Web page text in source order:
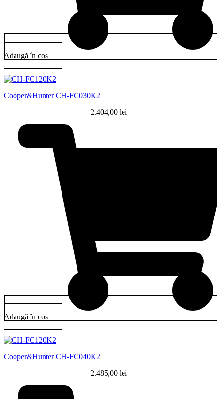
Adaugă în coș
Cooper&Hunter CH-FC030K2
2.404,00 lei
Adaugă în coș
Cooper&Hunter CH-FC040K2
2.485,00 lei